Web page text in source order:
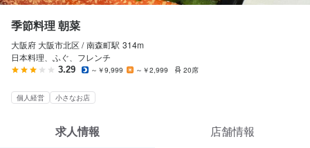
気になる求人
検索履歴・保存した条件
季節料理 朝菜
大阪府 大阪市北区 / 南森町駅 314m
日本料理、ふぐ、フレンチ
3.29 ～￥9,999 ～￥2,999 20席
個人経営 小さなお店
求人情報 店舗情報